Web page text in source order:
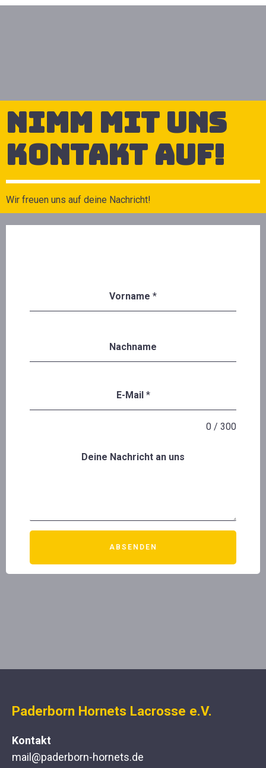
Nimm mit uns
Kontakt auf!
Wir freuen uns auf deine Nachricht!
Vorname *
Nachname
E-Mail *
Deine Nachricht an uns
0 / 300
ABSENDEN
Paderborn Hornets Lacrosse e.V.
Kontakt
mail@paderborn-hornets.de